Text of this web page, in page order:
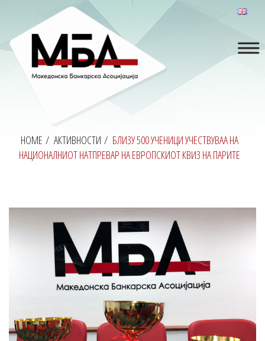
HOME / АКТИВНОСТИ / БЛИЗУ 500 УЧЕНИЦИ УЧЕСТВУВАА НА
НАЦИОНАЛНИОТ НАТПРЕВАР НА ЕВРОПСКИОТ КВИЗ НА ПАРИТЕ